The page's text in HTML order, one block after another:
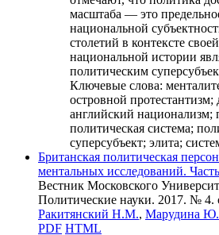
масштаба — это
национальной
столетий в контексте
национальной истории
политическим
Ключевые слова:
островной протестантизм;
английский национализм;
политическая система;
суперсубъект; элита;
Британская политическая
ментальных исследований.
Вестник Московского
Политические науки. 2017. № 4.
Ракитянский Н.М., Марудина
PDF HTML